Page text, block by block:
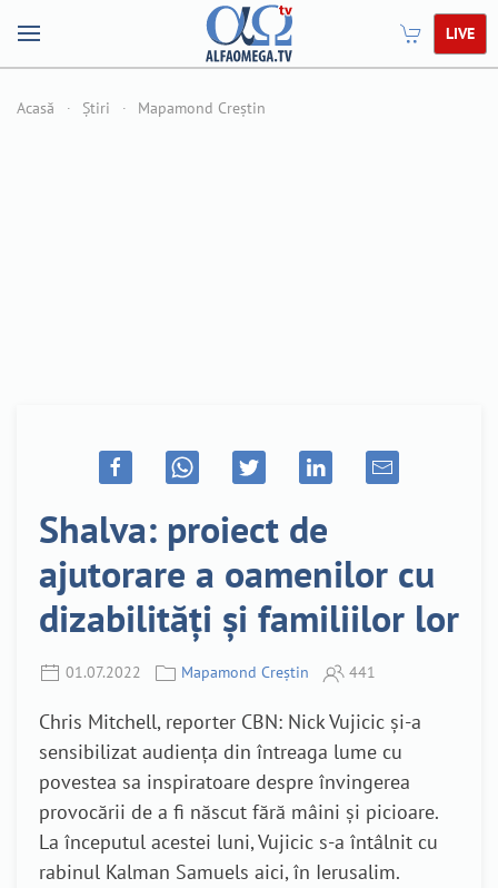
LIVE
Acasă Știri Mapamond Creștin
Shalva: proiect de
ajutorare a oamenilor cu
dizabilități și familiilor lor
01.07.2022 Mapamond Creștin 441
Chris Mitchell, reporter CBN: Nick Vujicic și-a
sensibilizat audiența din întreaga lume cu
povestea sa inspiratoare despre învingerea
provocării de a fi născut fără mâini și picioare.
La începutul acestei luni, Vujicic s-a întâlnit cu
rabinul Kalman Samuels aici, în Ierusalim.